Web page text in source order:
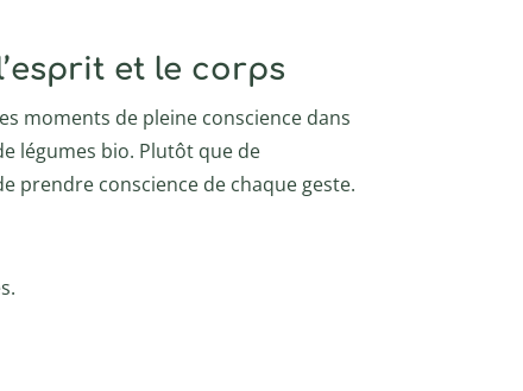
et le corps
moments de pleine conscience dans
légumes bio. Plutôt que de
prendre conscience de chaque geste.